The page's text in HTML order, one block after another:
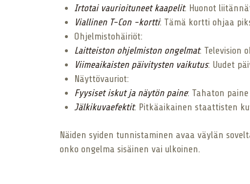
Irtotai vaurioituneet kaapelit: Huonot
Viallinen T-Con -kortti: Tämä kortti ohjaa
Ohjelmistohäiriöt:
Laitteiston ohjelmiston ongelmat: Television
Viimeaikaisten päivitysten vaikutus: Uudet
Näyttövauriot:
Fyysiset iskut ja näytön paine: Tahaton
Jälkikuvaefektit: Pitkäaikainen staattisten
Näiden syiden tunnistaminen avaa väylän
onko ongelma sisäinen vai ulkoinen.